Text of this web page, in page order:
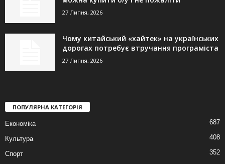
27 Липня, 2026
Чому китайський «хайтек» на українських
дорогах потребує втручання програміста
27 Липня, 2026
ПОПУЛЯРНА КАТЕГОРІЯ
Економіка 687
Культура 408
Спорт
352